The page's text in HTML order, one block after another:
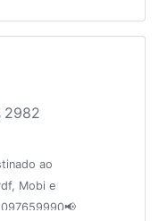
2982
ao
Mobi e